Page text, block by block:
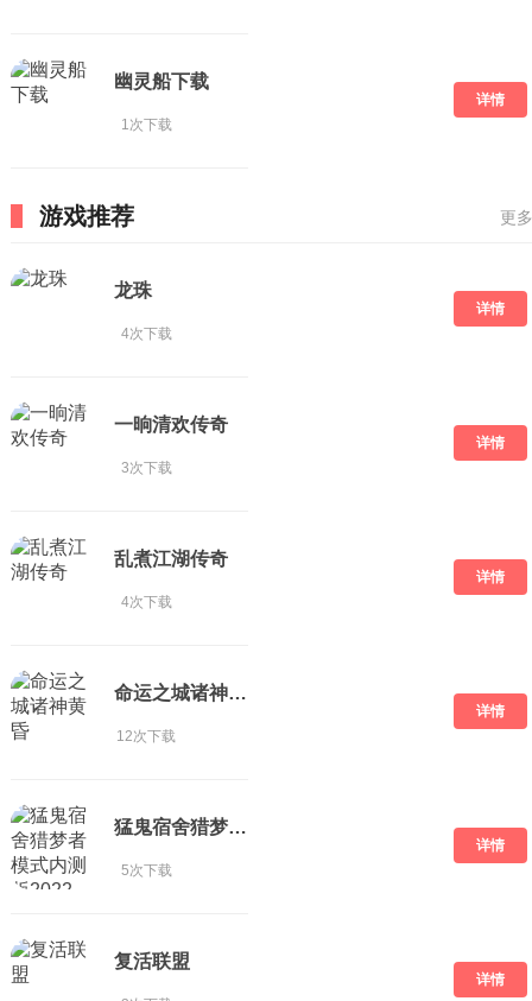
幽灵船下载
1次下载
详情
游戏推荐 更
龙珠
4次下载
详情
一晌清欢传奇
3次下载
详情
乱煮江湖传奇
4次下载
详情
命运之城诸神黄昏
12次下载
详情
猛鬼宿舍猎梦者模式内测版2022
5次下载
详情
复活联盟
详情